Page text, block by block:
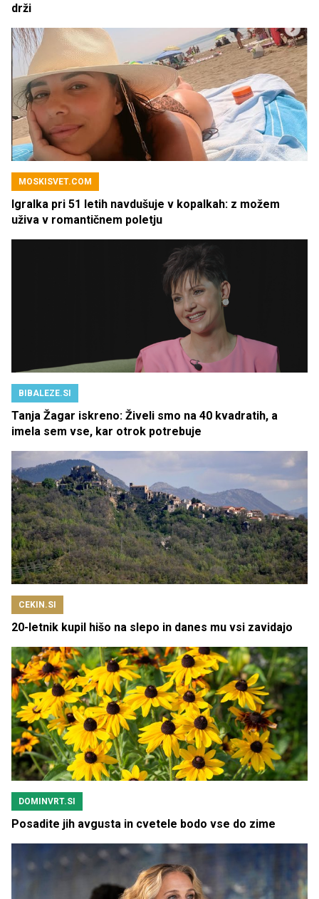
drži
MOSKISVET.COM
Igralka pri 51 letih navdušuje v kopalkah: z možem
uživa v romantičnem poletju
BIBALEZE.SI
Tanja Žagar iskreno: Živeli smo na 40 kvadratih, a
imela sem vse, kar otrok potrebuje
CEKIN.SI
20-letnik kupil hišo na slepo in danes mu vsi zavidajo
DOMINVRT.SI
Posadite jih avgusta in cvetele bodo vse do zime